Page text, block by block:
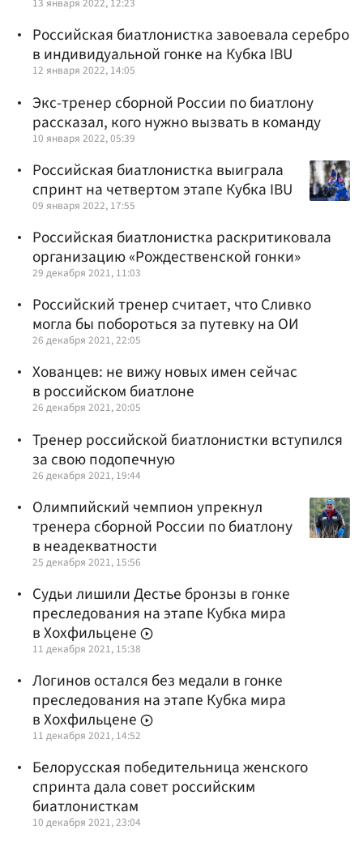
Российская биатлонистка завоевала серебро
в индивидуальной гонке на Кубка IBU
12 января 2022, 14:05
Экс-тренер сборной России по биатлону
рассказал, кого нужно вызвать в команду
10 января 2022, 05:39
Российская биатлонистка выиграла
спринт на четвертом этапе Кубка IBU
09 января 2022, 17:55
Российская биатлонистка раскритиковала
организацию «Рождественской гонки»
29 декабря 2021, 11:03
Российский тренер считает, что Сливко
могла бы побороться за путевку на ОИ
26 декабря 2021, 22:05
Хованцев: не вижу новых имен сейчас
в российском биатлоне
26 декабря 2021, 20:05
Тренер российской биатлонистки вступился
за свою подопечную
26 декабря 2021, 19:44
Олимпийский чемпион упрекнул
тренера сборной России по биатлону
в неадекватности
25 декабря 2021, 15:56
Судьи лишили Дестье бронзы в гонке
преследования на этапе Кубка мира
в Хохфильцене
11 декабря 2021, 15:38
Логинов остался без медали в гонке
преследования на этапе Кубка мира
в Хохфильцене
11 декабря 2021, 14:52
Белорусская победительница женского
спринта дала совет российским
биатлонисткам
10 декабря 2021, 23:04